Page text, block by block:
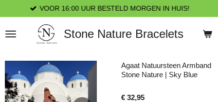
direct
naar
de
Stone Nature Bracelets
VOOR 16:00 UUR BESTELD MORGEN IN HUIS!
Agaat Natuursteen Armband
Stone Nature | Sky Blue
€ 32,95